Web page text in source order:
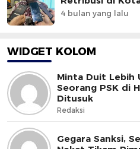
4 bulan yang lalu
WIDGET KOLOM
Minta Duit Lebih
Seorang PSK di
Ditusuk
Redaksi
Gegara Sanksi,